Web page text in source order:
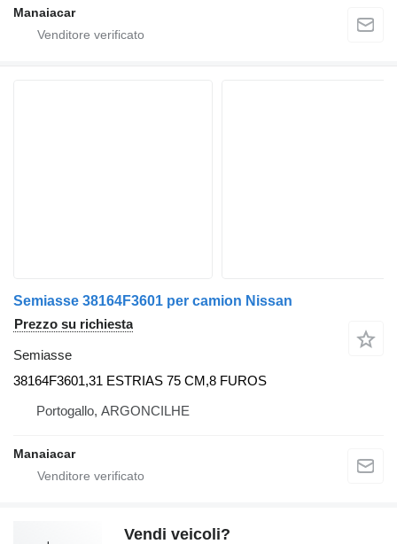
Manaiacar
Semiasse 38164F3601 per camion Nissan
Prezzo su richiesta
Semiasse
38164F3601,31 ESTRIAS 75 CM,8 FUROS
Portogallo, ARGONCILHE
Manaiacar
Vendi veicoli?